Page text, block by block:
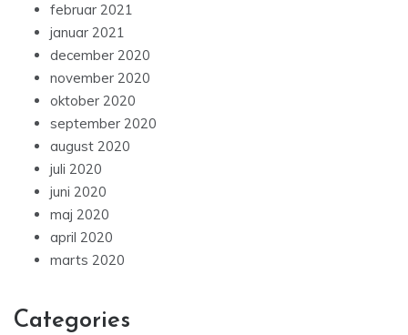
februar 2021
januar 2021
december 2020
november 2020
oktober 2020
september 2020
august 2020
juli 2020
juni 2020
maj 2020
april 2020
marts 2020
Categories